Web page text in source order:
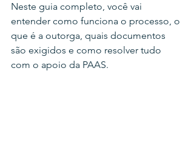
Neste guia completo, você vai
entender como funciona o processo, o
que é a outorga, quais documentos
são exigidos e como resolver tudo
com o apoio da PAAS.